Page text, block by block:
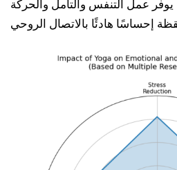
، يوفر عمل التنفس والتأمل والحركة